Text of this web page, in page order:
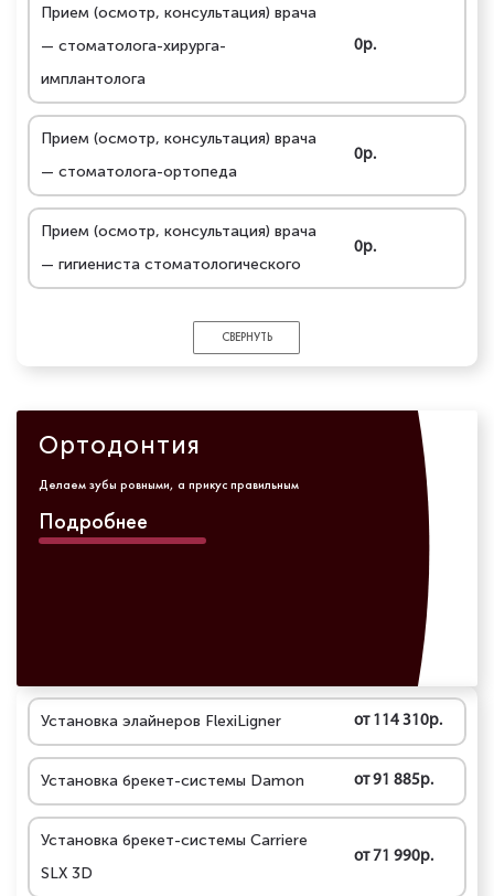
Прием (осмотр, консультация) врача
— стоматолога-хирурга-
имплантолога
0р.
Прием (осмотр, консультация) врача
— стоматолога-ортопеда
0р.
Прием (осмотр, консультация) врача
— гигиениста стоматологического
0р.
СВЕРНУТЬ
Ортодонтия
Делаем зубы ровными, а прикус правильным
Подробнее
Установка элайнеров FlexiLigner от 114 310р.
Установка брекет-системы Damon от 91 885р.
Установка брекет-системы Carriere
SLX 3D
от 71 990р.